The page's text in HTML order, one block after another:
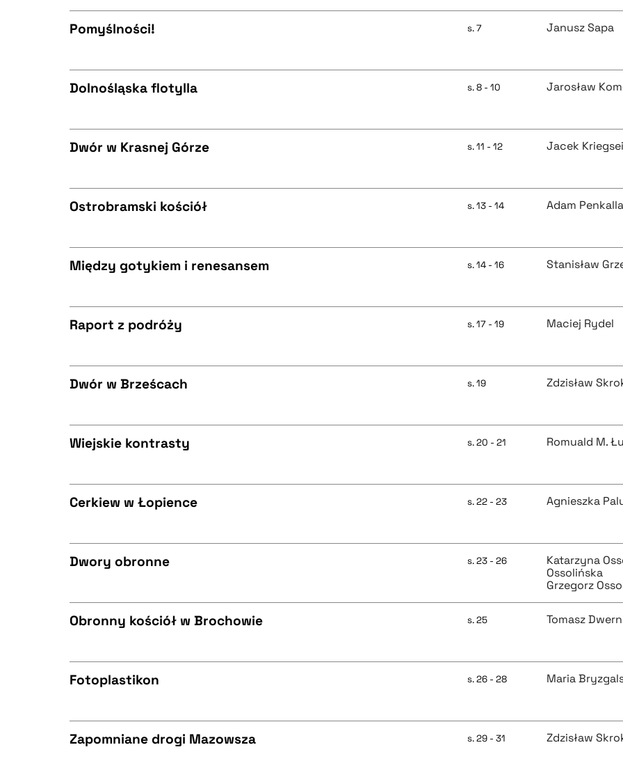
BIBTEX
BIBTEX
BIBTEX
Pomyślności! s. 7 Janusz Sapa
BIBTEX
Dolnośląska flotylla s. 8 - 10 Jarosław
BIBTEX
Dwór w Krasnej Górze s. 11 - 12 Jacek
BIBTEX
Ostrobramski kościół s. 13 - 14 Adam Penkalla
BIBTEX
Między gotykiem i renesansem s. 14 - 16 Stanisław
BIBTEX
Raport z podróży s. 17 - 19 Maciej Rydel
BIBTEX
Dwór w Brześcach s. 19 Zdzisław
BIBTEX
Wiejskie kontrasty s. 20 - 21 Romuald M.
BIBTEX
Cerkiew w Łopience s. 22 - 23 Agnieszka
BIBTEX
Dwory obronne s. 23 - 26
Katarzyna
Ossolińska
Grzegorz
BIBTEX
Obronny kościół w Brochowie s. 25 Tomasz
Fotoplastikon s. 26 - 28 Maria
Zapomniane drogi Mazowsza s. 29 - 31 Zdzisław